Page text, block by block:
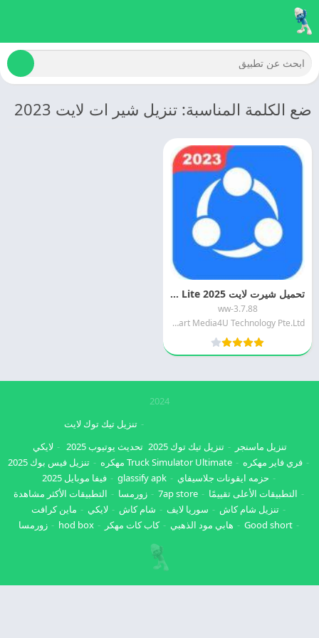
ضع الكلمة المناسبة: تنزيل شير ات لايت 2023
تحميل شيرت لايت 2025 SHAREIT Lite اخر تحديث مجانا
3.7.88-ww
Smart Media4U Technology Pte.Ltd.
2024
تنزيل ماسنجر تنزيل تيك توك 2025
تنزيل تيك توك لايت
تحديث يوتيوب 2025
لايكي
فري فاير مهكره
Truck Simulator Ultimate مهكره
تنزيل فيس بوك 2025
حزمه ايقونات جلاسيفاي
glassify apk
فيفا موبايل 2025
التطبيقات الأعلى تقييمًا
7ap store زورمسا
التطبيقات الأكثر مشاهدة
تنزيل شام كاش
سوريا لايف شام كاش لايكي
ماين كرافت
Good short
هابي مود الذهبي كاب كات مهكر hod box زورمسا